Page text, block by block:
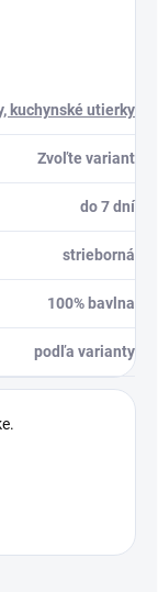
kuchynské utierky
Zvoľte variant
do 7 dní
strieborná
100% bavlna
podľa varianty